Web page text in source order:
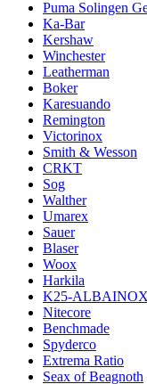
Puma Solingen
Ka-Bar
Kershaw
Winchester
Leatherman
Boker
Karesuando
Remington
Victorinox
Smith & Wesson
CRKT
Sog
Walther
Umarex
Sauer
Blaser
Woox
Harkila
K25-ALBAINOX
Nitecore
Benchmade
Spyderco
Extrema Ratio
Seax of Beagnoth